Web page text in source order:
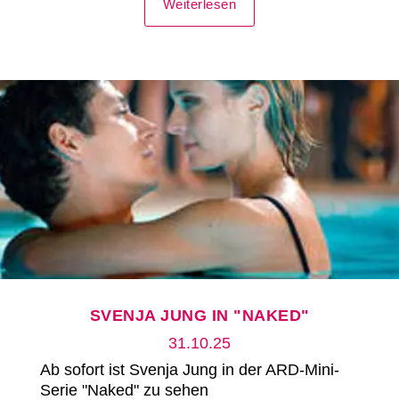
Weiterlesen
SVENJA JUNG IN "NAKED"
31.10.25
Ab sofort ist Svenja Jung in der ARD-Mini-
Serie "Naked" zu sehen